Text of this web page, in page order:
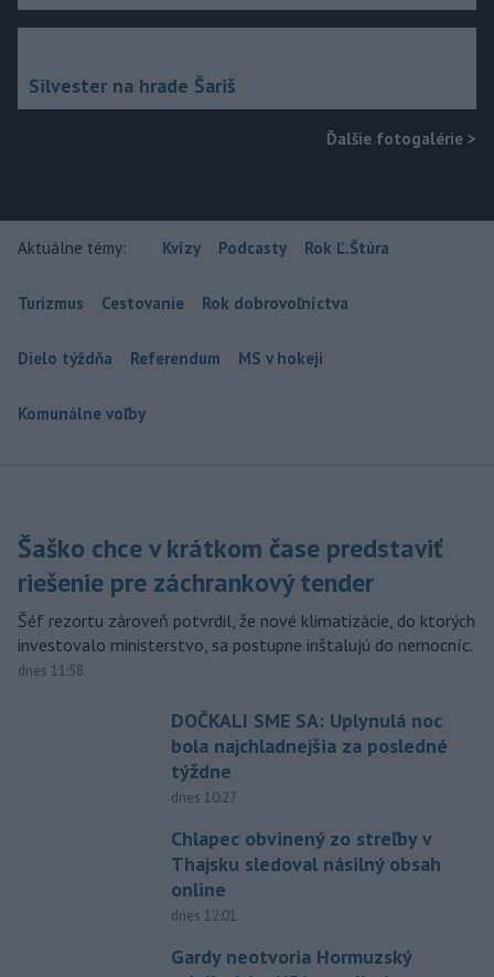
Silvester na hrade Šariš
Ďalšie fotogalérie >
Aktuálne témy: Kvízy Podcasty Rok Ľ.Štúra
Turizmus Cestovanie Rok dobrovoľníctva
Dielo týždňa Referendum MS v hokeji
Komunálne voľby
Šaško chce v krátkom čase predstaviť
riešenie pre záchrankový tender
Šéf rezortu zároveň potvrdil, že nové klimatizácie, do ktorých
investovalo ministerstvo, sa postupne inštalujú do nemocníc.
dnes 11:58
DOČKALI SME SA: Uplynulá noc
bola najchladnejšia za posledné
týždne
dnes 10:27
Chlapec obvinený zo streľby v
Thajsku sledoval násilný obsah
online
dnes 12:01
Gardy neotvoria Hormuzský